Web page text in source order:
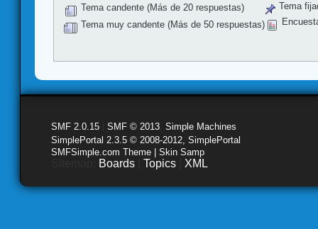
Tema candente (Más de 20 respuestas)
Tema muy candente (Más de 50 respuestas)
Tema
SMF 2.0.15 SMF © 2013 Simple Machines
SimplePortal 2.3.5 © 2008-2012, SimplePortal
SMFSimple.com Theme | Skin Samp
Boards Topics XML